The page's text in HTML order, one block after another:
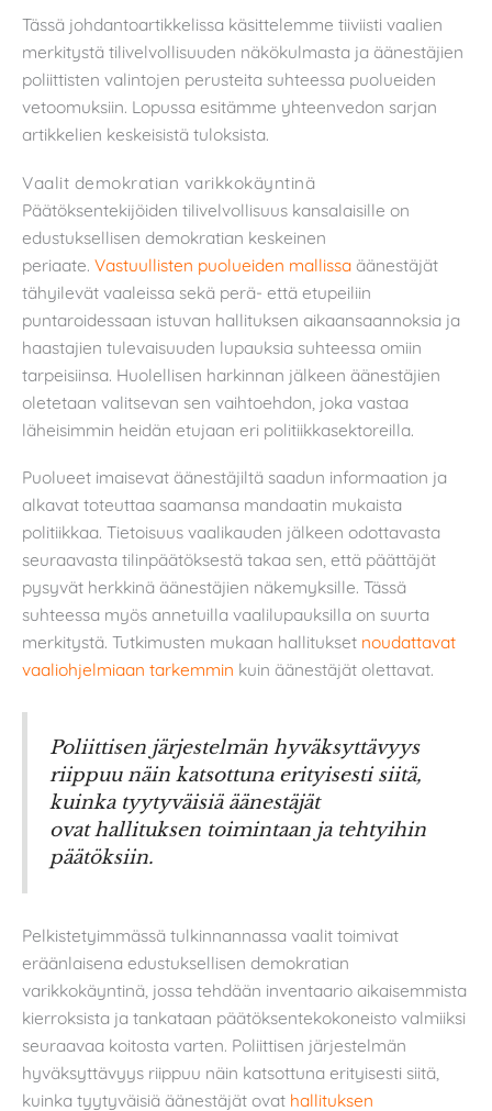
Tässä johdantoartikkelissa käsittelemme tiiviisti vaalien
merkitystä tilivelvollisuuden näkökulmasta ja äänestäjien
poliittisten valintojen perusteita suhteessa puolueiden
vetoomuksiin. Lopussa esitämme yhteenvedon sarjan
artikkelien keskeisistä tuloksista.
Vaalit demokratian varikkokäyntinä
Päätöksentekijöiden tilivelvollisuus kansalaisille on
edustuksellisen demokratian keskeinen
periaate. Vastuullisten puolueiden mallissa äänestäjät
tähyilevät vaaleissa sekä perä- että etupeiliin
puntaroidessaan istuvan hallituksen aikaansaannoksia ja
haastajien tulevaisuuden lupauksia suhteessa omiin
tarpeisiinsa. Huolellisen harkinnan jälkeen äänestäjien
oletetaan valitsevan sen vaihtoehdon, joka vastaa
läheisimmin heidän etujaan eri politiikkasektoreilla.
Puolueet imaisevat äänestäjiltä saadun informaation ja
alkavat toteuttaa saamansa mandaatin mukaista
politiikkaa. Tietoisuus vaalikauden jälkeen odottavasta
seuraavasta tilinpäätöksestä takaa sen, että päättäjät
pysyvät herkkinä äänestäjien näkemyksille. Tässä
suhteessa myös annetuilla vaalilupauksilla on suurta
merkitystä. Tutkimusten mukaan hallitukset noudattavat
vaaliohjelmiaan tarkemmin kuin äänestäjät olettavat.
Poliittisen järjestelmän hyväksyttävyys
riippuu näin katsottuna erityisesti siitä,
kuinka tyytyväisiä äänestäjät
ovat hallituksen toimintaan ja tehtyihin
päätöksiin.
Pelkistetyimmässä tulkinnannassa vaalit toimivat
eräänlaisena edustuksellisen demokratian
varikkokäyntinä, jossa tehdään inventaario aikaisemmista
kierroksista ja tankataan päätöksentekokoneisto valmiiksi
seuraavaa koitosta varten. Poliittisen järjestelmän
hyväksyttävyys riippuu näin katsottuna erityisesti siitä,
kuinka tyytyväisiä äänestäjät ovat hallituksen